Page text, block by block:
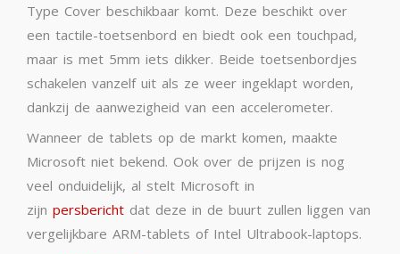
Type Cover beschikbaar komt. Deze beschikt over
een tactile-toetsenbord en biedt ook een touchpad,
maar is met 5mm iets dikker. Beide toetsenbordjes
schakelen vanzelf uit als ze weer ingeklapt worden,
dankzij de aanwezigheid van een accelerometer.
Wanneer de tablets op de markt komen, maakte
Microsoft niet bekend. Ook over de prijzen is nog
veel onduidelijk, al stelt Microsoft in
zijn persbericht dat deze in de buurt zullen liggen van
vergelijkbare ARM-tablets of Intel Ultrabook-laptops.